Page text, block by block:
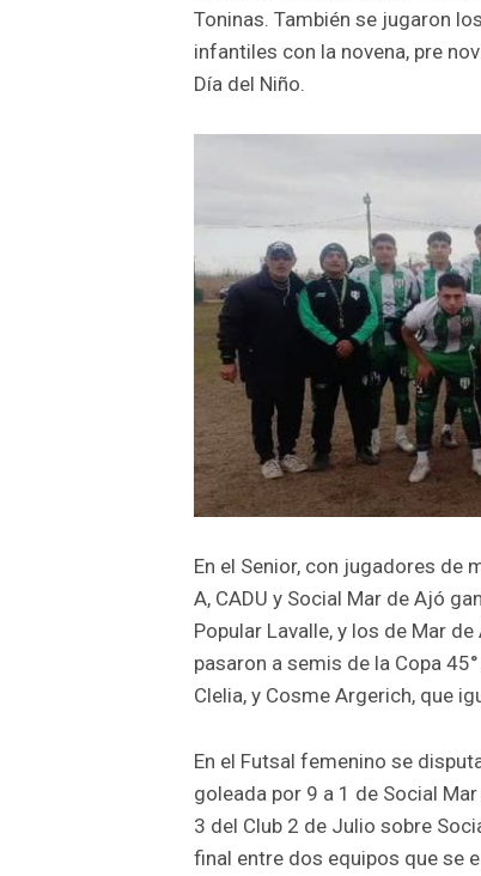
Toninas. También se jugaron
infantiles con la novena, pre
Día del Niño.
En el Senior, con jugadores de
A, CADU y Social Mar de Ajó
Popular Lavalle, y los de Mar
pasaron a semis de la Copa
Clelia, y Cosme Argerich, que
En el Futsal femenino se
goleada por 9 a 1 de Social
3 del Club 2 de Julio sobre
final entre dos equipos que se